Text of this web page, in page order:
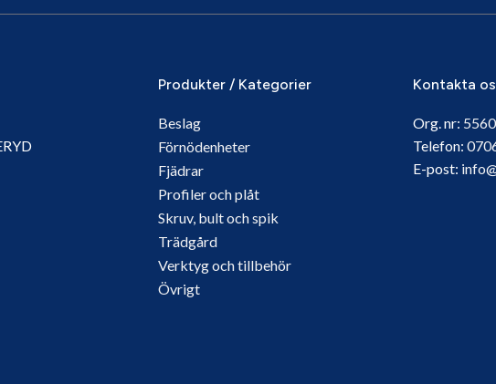
Produkter / Kategorier
Beslag
Förnödenheter
Fjädrar
Profiler och plåt
Skruv, bult och spik
Trädgård
Verktyg och tillbehör
Övrigt
Kontakta
Org. nr:
Telefon:
E-post: